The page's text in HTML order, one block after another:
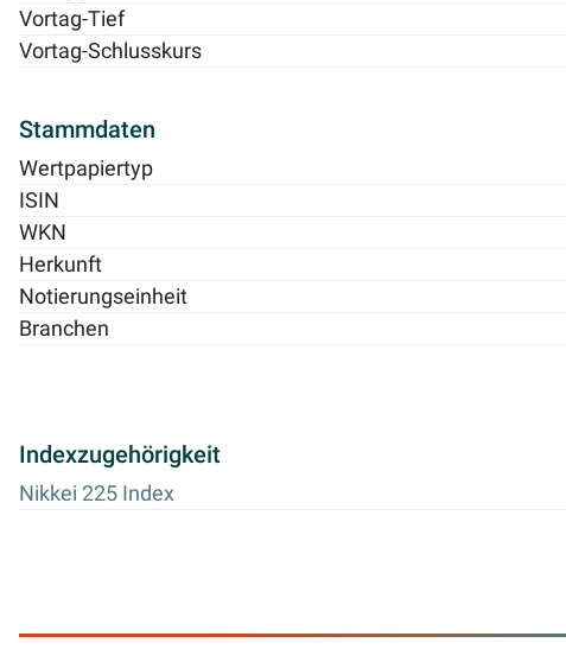
Vortag-Tief
Vortag-Schlusskurs
Stammdaten
Wertpapiertyp
ISIN
WKN
Herkunft
Notierungseinheit
Branchen
Indexzugehörigkeit
Nikkei 225 Index